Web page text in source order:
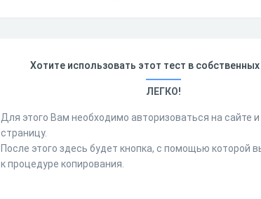
Хотите использовать этот тест в
ЛЕГКО!
Для этого Вам необходимо авторизоваться на сайте и
страницу.
После этого здесь будет кнопка, с помощью которой
к процедуре копирования.